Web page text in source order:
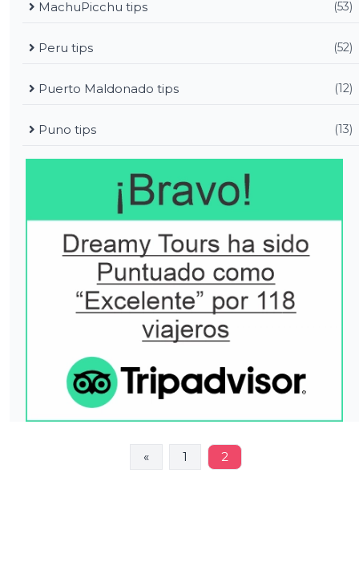
MachuPicchu tips (53)
Peru tips (52)
Puerto Maldonado tips (12)
Puno tips (13)
« 1 2